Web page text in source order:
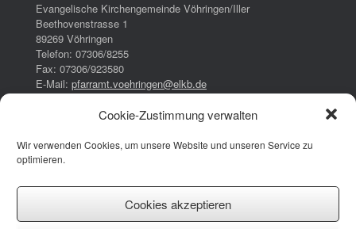
Cookie-Zustimmung verwalten
Wir verwenden Cookies, um unsere Website und unseren Service zu
optimieren.
Cookies akzeptieren
Evangelische Kirchengemeinde Vöhringen/Iller
Beethovenstrasse 1
89269 Vöhringen
Telefon: 07306/8255
Fax: 07306/923580
E-Mail: pfarramt.voehringen@elkb.de
16:00 – 17:00 Uhr
Donnerstag: